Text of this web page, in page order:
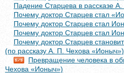
Падение Старцева в рассказе
Почему доктор Старцев стал
Почему доктор Старцев стал
Почему доктор Старцев стал
Почему доктор Старцев
(по рассказу А. П. Чехова «Ионыч»)
Превращение человека в
Чехова «Ионыч»)